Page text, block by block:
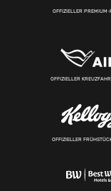
OFFIZIELLER PREMIUM-
OFFIZIELLER
OFFIZIELLER